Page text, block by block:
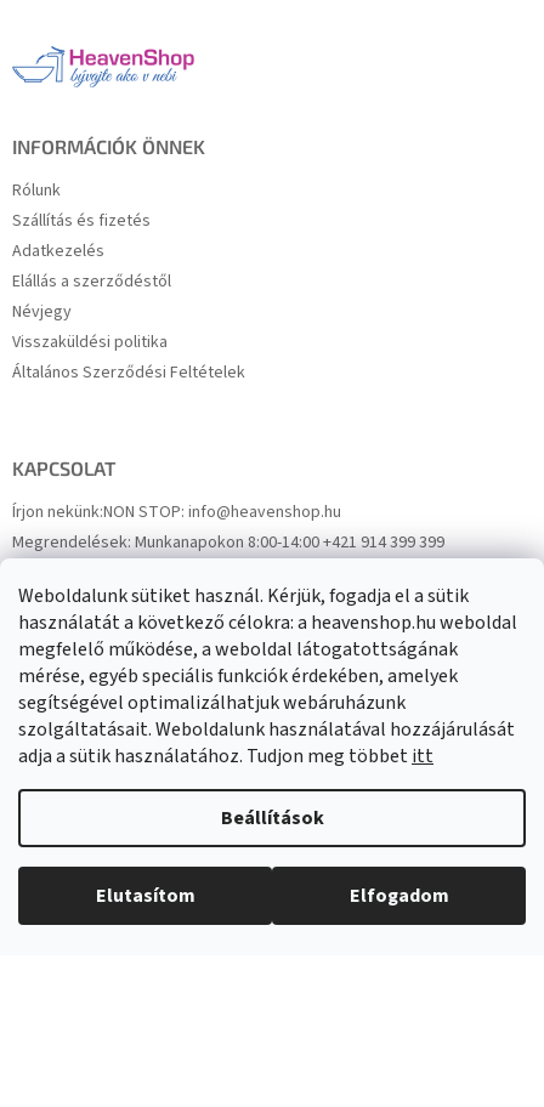
Weboldalunk sütiket használ. Kérjük, fogadja el a sütik
használatát a következő célokra: a heavenshop.hu weboldal
megfelelő működése, a weboldal látogatottságának
mérése, egyéb speciális funkciók érdekében, amelyek
segítségével optimalizálhatjuk webáruházunk
szolgáltatásait. Weboldalunk használatával hozzájárulását
adja a sütik használatához. Tudjon meg többetitt
Beállítások
Elutasítom Elfogadom
INFORMÁCIÓK ÖNNEK
Rólunk
Szállítás és fizetés
Adatkezelés
Elállás a szerződéstől
Névjegy
Visszaküldési politika
Általános Szerződési Feltételek
KAPCSOLAT
Írjon nekünk:NON STOP: info@heavenshop.hu
Megrendelések:Munkanapokon 8:00-14:00 +421 914 399 399
FacebookHeavenShop.sk
Eredményeink